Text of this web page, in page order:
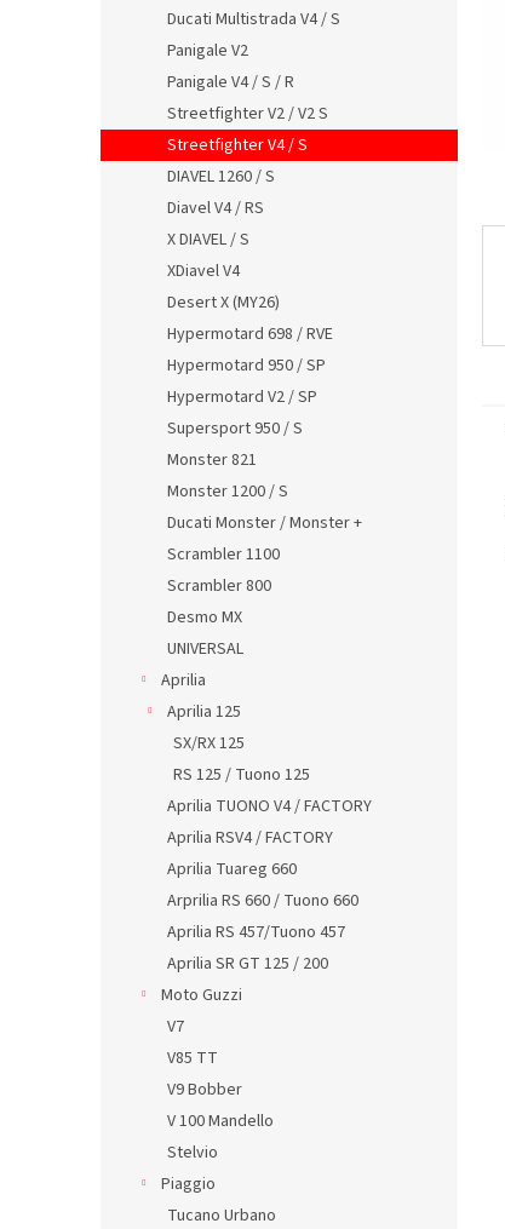
Ducati Multistrada V4 / S
Panigale V2
Panigale V4 / S / R
Streetfighter V2 / V2 S
Streetfighter V4 / S
DIAVEL 1260 / S
Diavel V4 / RS
X DIAVEL / S
XDiavel V4
Desert X (MY26)
Hypermotard 698 / RVE
Hypermotard 950 / SP
Hypermotard V2 / SP
Supersport 950 / S
Monster 821
Monster 1200 / S
Ducati Monster / Monster +
Scrambler 1100
Scrambler 800
Desmo MX
UNIVERSAL
Aprilia
Aprilia 125
SX/RX 125
RS 125 / Tuono 125
Aprilia TUONO V4 / FACTORY
Aprilia RSV4 / FACTORY
Aprilia Tuareg 660
Arprilia RS 660 / Tuono 660
Aprilia RS 457/Tuono 457
Aprilia SR GT 125 / 200
Moto Guzzi
V7
V85 TT
V9 Bobber
V 100 Mandello
Stelvio
Piaggio
Tucano Urbano